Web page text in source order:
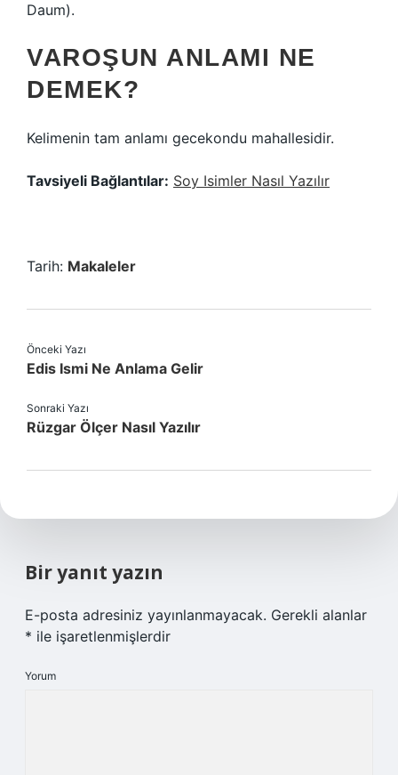
Daum).
VAROŞUN ANLAMI NE
DEMEK?
Kelimenin tam anlamı gecekondu mahallesidir.
Tavsiyeli Bağlantılar: Soy Isimler Nasıl Yazılır
Tarih: Makaleler
Önceki Yazı
Edis Ismi Ne Anlama Gelir
Sonraki Yazı
Rüzgar Ölçer Nasıl Yazılır
Bir yanıt yazın
E-posta adresiniz yayınlanmayacak. Gerekli alanlar
* ile işaretlenmişlerdir
Yorum